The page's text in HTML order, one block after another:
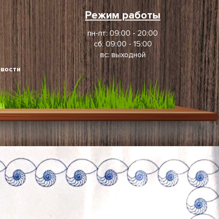
Режим работы
пн-пт: 09:00 - 20:00
сб: 09:00 - 15:00
вс: выходной